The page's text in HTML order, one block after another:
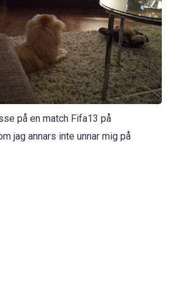
på en match Fifa13 på
jag annars inte unnar mig på